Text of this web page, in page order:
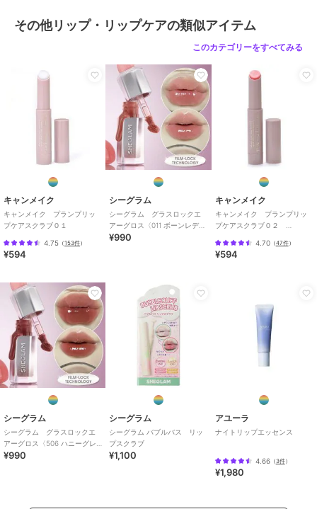
その他リップ・リップケアの類似アイテム
このカテゴリーをすべてみる
キャンメイク
キャンメイク プランプリッ
プケアスクラブ０１
4.75 （153件）
¥594
シーグラム
シーグラム グラスロックエ
アーグロス〈011 ボーンレデ
ィ〉(中国コスメ）
¥990
キャンメイク
キャンメイク プランプリッ
プケアスクラブ０２
4.70（47件）
¥594
シーグラム
シーグラム グラスロックエ
アーグロス〈506 ハニーグレ
イズ〉(中国コスメ）
¥990
シーグラム
シーグラム バブルバス リッ
プスクラブ
¥1,100
アユーラ
ナイトリップエッセンス
4.66（3件）
¥1,980